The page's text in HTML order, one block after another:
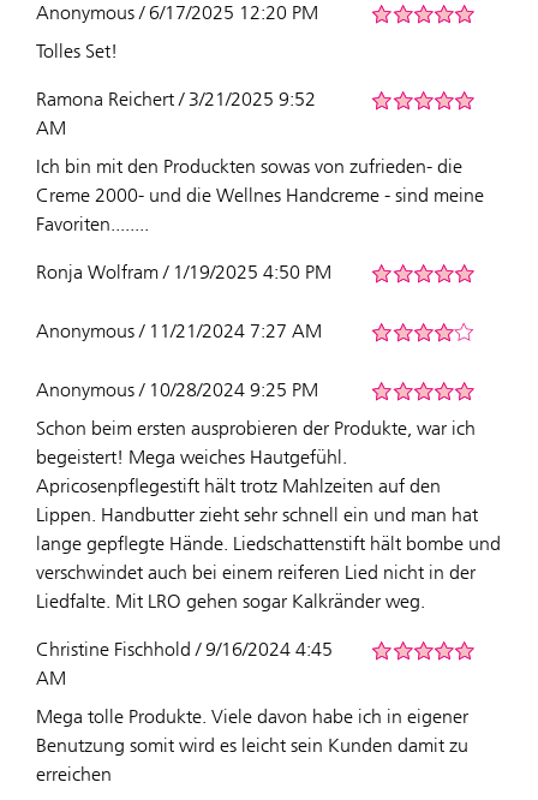
Anonymous / 6/17/2025 12:20 PM
Tolles Set!
Ramona Reichert / 3/21/2025 9:52
AM
Ich bin mit den Produckten sowas von zufrieden- die
Creme 2000- und die Wellnes Handcreme - sind meine
Favoriten........
Ronja Wolfram / 1/19/2025 4:50 PM
Anonymous / 11/21/2024 7:27 AM
Anonymous / 10/28/2024 9:25 PM
Schon beim ersten ausprobieren der Produkte, war ich
begeistert! Mega weiches Hautgefühl.
Apricosenpflegestift hält trotz Mahlzeiten auf den
Lippen. Handbutter zieht sehr schnell ein und man hat
lange gepflegte Hände. Liedschattenstift hält bombe und
verschwindet auch bei einem reiferen Lied nicht in der
Liedfalte. Mit LRO gehen sogar Kalkränder weg.
Christine Fischhold / 9/16/2024 4:45
AM
Mega tolle Produkte. Viele davon habe ich in eigener
Benutzung somit wird es leicht sein Kunden damit zu
erreichen